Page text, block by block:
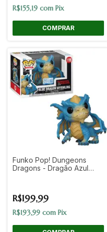
R$155,19 com Pix
Funko Pop! Dungeons
Dragons - Dragão Azul
R$199,99
R$193,99 com Pix